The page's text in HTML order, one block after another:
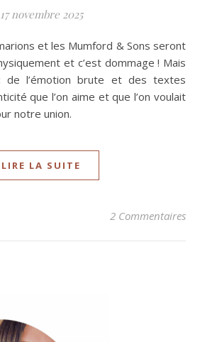
17 novembre 2025
et c’est dommage ! Mais
de l’émotion brute et des textes
que l’on aime et que l’on voulait
notre union.
LIRE LA SUITE
2 Commentaires